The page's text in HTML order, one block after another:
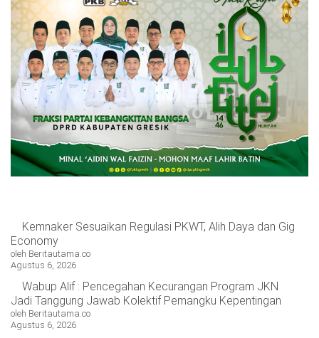
PEMERINTAHAN
OPINI
PENDIDIKAN
HIBURAN
BERITABARU.CO
KABARBARU.CO
SERIKATNEWS.COM
PEWARTANUSANTARA.COM
LANGGAR.CO
JOBNAS.COM
SURAU.CO
REDAKSI
TENTANG
KERJASAMA
PEDOMAN
MEDIA
CYBER
Kemnaker Sesuaikan Regulasi PKWT, Alih Daya dan Gig
Economy
oleh Beritautama.co
Agustus 6, 2026
Wabup Alif : Pencegahan Kecurangan Program JKN
Jadi Tanggung Jawab Kolektif Pemangku Kepentingan
oleh Beritautama.co
Agustus 6, 2026